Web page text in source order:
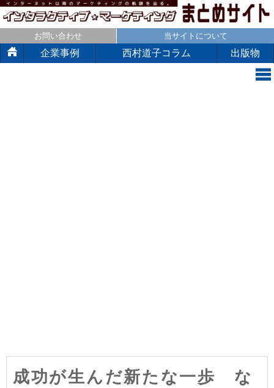
お問い合わせ 当サイトについて
企業事例 西村道子コラム 出版物
成功が生んだ新たな一歩 な